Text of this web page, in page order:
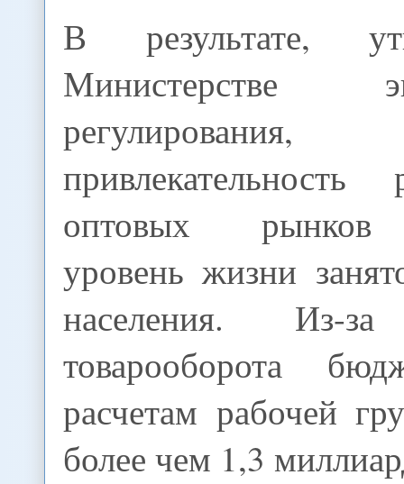
В результате,
Министерстве
оптовых рынков
уровень жизни
населения. Из-
товарооборота
расчетам рабочей
более чем 1,3